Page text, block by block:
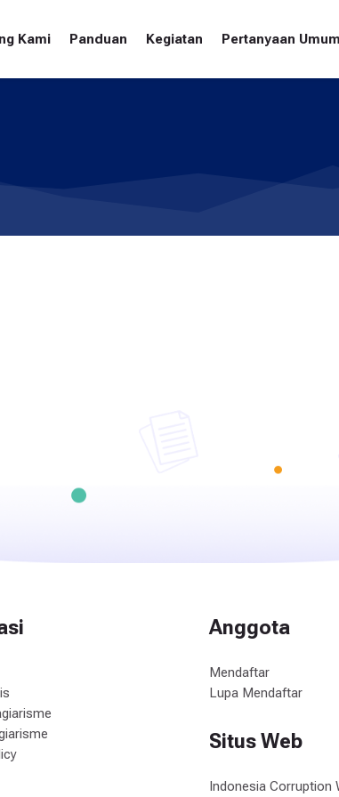
Kami
Panduan Kegiatan Pertanyaan Umum
Anggota
Mendaftar
Lupa Mendaftar
Situs Web
Indonesia Corruption